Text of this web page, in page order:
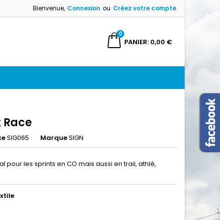
Bienvenue, Connexion ou Créez votre compte
PANIER
0
0,00 €
Race
SIG065 MarqueSIGN
pour les sprints en CO mais aussi en trail, athlé,